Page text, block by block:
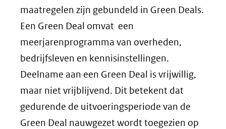
maatregelen zijn gebundeld in Green Deals.
Een Green Deal omvat een
meerjarenprogramma van overheden,
bedrijfsleven en kennisinstellingen.
Deelname aan een Green Deal is vrijwillig,
maar niet vrijblijvend. Dit betekent dat
gedurende de uitvoeringsperiode van de
Green Deal nauwgezet wordt toegezien op